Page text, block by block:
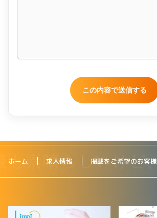
ホーム 求人情報 掲載をご希望のお客様